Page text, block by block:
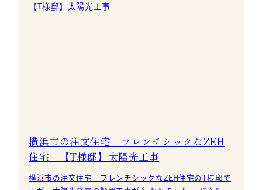
横浜市の注文住宅 フレンチシックなZEH
住宅 【T様邸】太陽光工事
横浜市の注文住宅 フレンチシックなZEH住宅のT様邸で